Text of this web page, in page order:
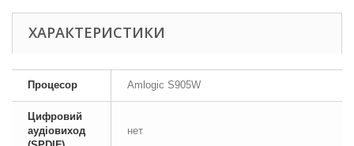
ХАРАКТЕРИСТИКИ
Процесор Amlogic S905W
Цифровий
аудіовиход
нет